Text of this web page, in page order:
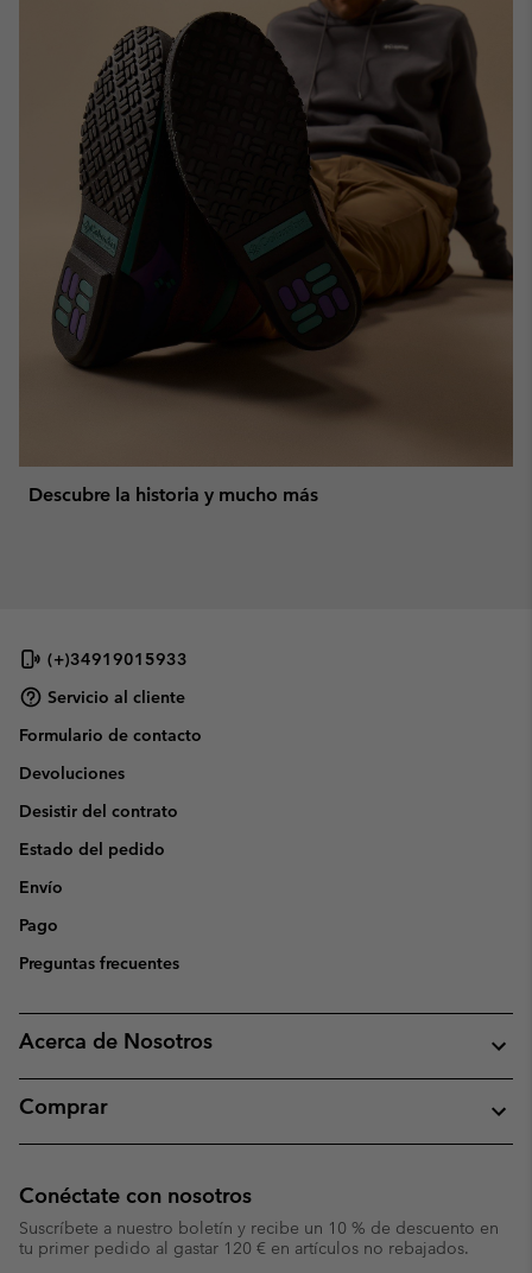
Descubre la historia y mucho más
(+)34919015933
Servicio al cliente
Formulario de contacto
Devoluciones
Desistir del contrato
Estado del pedido
Envío
Pago
Preguntas frecuentes
Acerca de Nosotros
Comprar
Conéctate con nosotros
Suscríbete a nuestro boletín y recibe un 10 % de descuento en
tu primer pedido al gastar 120 € en artículos no rebajados.